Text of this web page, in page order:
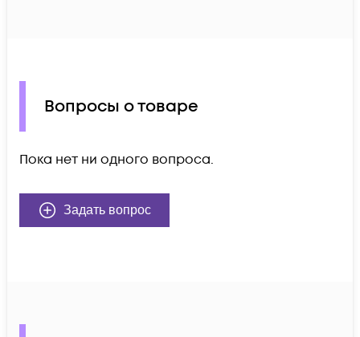
Вопросы о товаре
Пока нет ни одного вопроса.
Задать вопрос